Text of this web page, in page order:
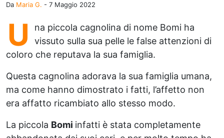
Da Maria G. - 7 Maggio 2022
U
na piccola cagnolina di nome Bomi ha
vissuto sulla sua pelle le false attenzioni di
coloro che reputava la sua famiglia.
Questa cagnolina adorava la sua famiglia umana,
ma come hanno dimostrato i fatti, l’affetto non
era affatto ricambiato allo stesso modo.
La piccola Bomi infatti è stata completamente